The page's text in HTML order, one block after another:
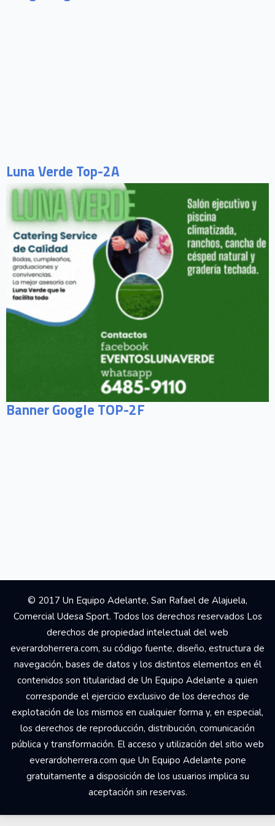
Luna Verde Top-2A
Banner Google TOP-2F
© 2017 Un Equipo Adelante, San Rafael de Alajuela,
Comercial Udesa Sport. Todos los derechos reservados Los
derechos de propiedad intelectual del web
everardoherrera.com, su código fuente, diseño, estructura de
navegación, bases de datos y los distintos elementos en él
contenidos son titularidad de Un Equipo Adelante a quien
corresponde el ejercicio exclusivo de los derechos de
explotación de los mismos en cualquier forma y, en especial,
los derechos de reproducción, distribución, comunicación
pública y transformación. El acceso y utilización del sitio web
everardoherrera.com que Un Equipo Adelante pone
gratuitamente a disposición de los usuarios implica su
aceptación sin reservas.